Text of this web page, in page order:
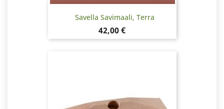
Savella Savimaali, Terra
Hinta
42,00 €